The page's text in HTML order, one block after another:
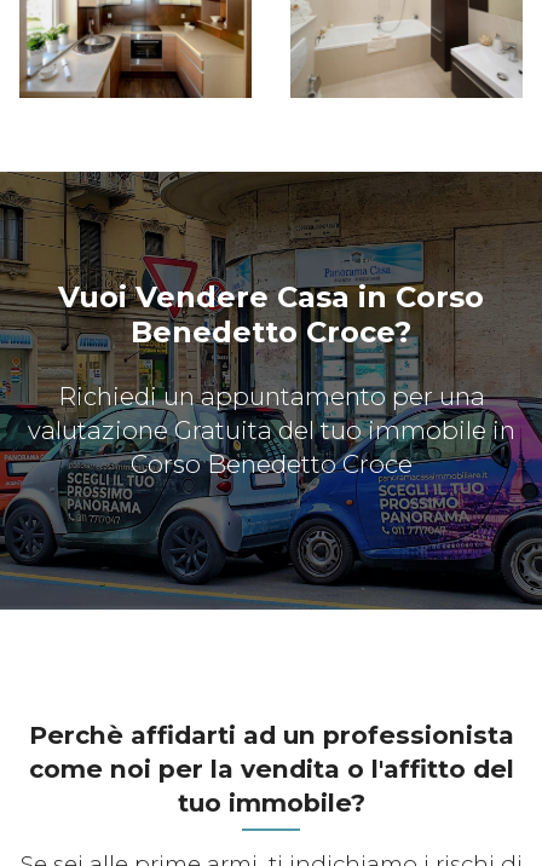
Vuoi Vendere Casa in Corso
Benedetto Croce?
Richiedi un appuntamento per una
valutazione Gratuita del tuo immobile in
Corso Benedetto Croce
Perchè affidarti ad un professionista
come noi per la vendita o l'affitto del
tuo immobile?